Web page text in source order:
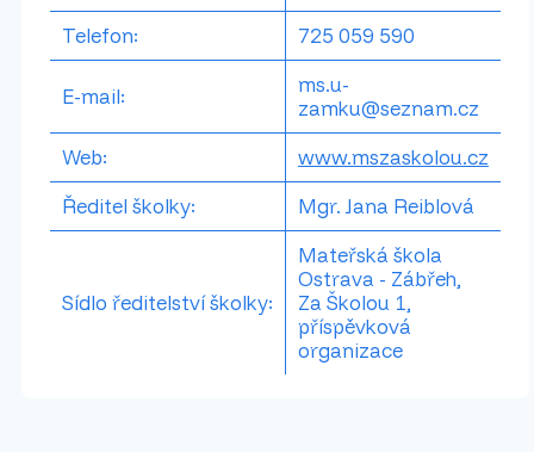
Telefon:
725 059 590
E-mail:
ms.u-
zamku@seznam.cz
Web:
www.mszaskolou.cz
Ředitel školky:
Mgr. Jana Reiblová
Sídlo ředitelství školky:
Mateřská škola
Ostrava - Zábřeh,
Za Školou 1,
příspěvková
organizace